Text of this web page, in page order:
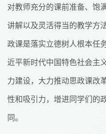
对教师充分的课前准备、饱
讲解以及灵活得当的教学方
政课是落实立德树人根本任
近平新时代中国特色社会主
力建设，大力推动思政课改
性和吸引力，增进同学们的
同。